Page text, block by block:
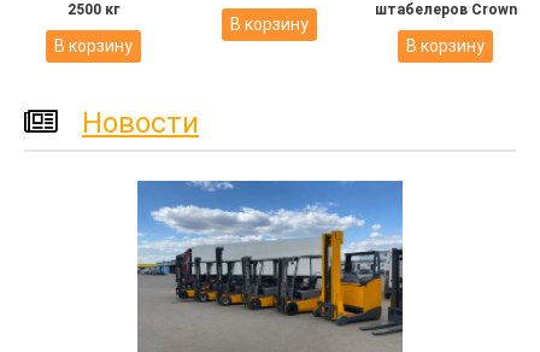
2500 кг
В корзину
В корзину
штабелеров Crown
В корзину
Новости